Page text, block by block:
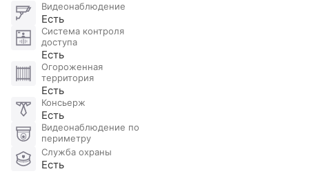
Видеонаблюдение
Есть
Система контроля
доступа
Есть
Огороженная
территория
Есть
Консьерж
Есть
Видеонаблюдение по
периметру
Служба охраны
Есть